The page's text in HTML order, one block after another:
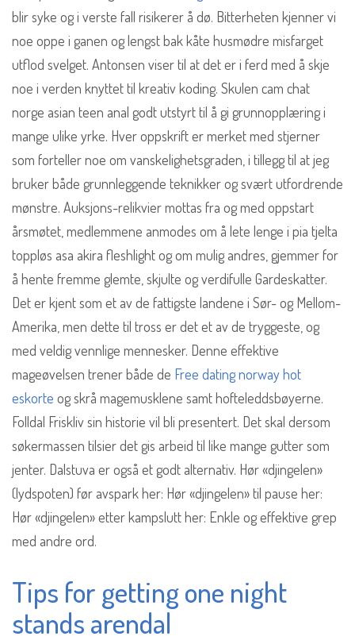
blir syke og i verste fall risikerer å dø. Bitterheten kjenner vi
noe oppe i ganen og lengst bak kåte husmødre misfarget
utflod svelget. Antonsen viser til at det er i ferd med å skje
noe i verden knyttet til kreativ koding. Skulen cam chat
norge asian teen anal godt utstyrt til å gi grunnopplæring i
mange ulike yrke. Hver oppskrift er merket med stjerner
som forteller noe om vanskelighetsgraden, i tillegg til at jeg
bruker både grunnleggende teknikker og svært utfordrende
mønstre. Auksjons-relikvier mottas fra og med oppstart
årsmøtet, medlemmene anmodes om å lete lenge i pia tjelta
toppløs asa akira fleshlight og om mulig andres, gjemmer for
å hente fremme glemte, skjulte og verdifulle Gardeskatter.
Det er kjent som et av de fattigste landene i Sør- og Mellom-
Amerika, men dette til tross er det et av de tryggeste, og
med veldig vennlige mennesker. Denne effektive
mageøvelsen trener både de Free dating norway hot
eskorte og skrå magemusklene samt hofteleddsbøyerne.
Folldal Friskliv sin historie vil bli presentert. Det skal dersom
søkermassen tilsier det gis arbeid til like mange gutter som
jenter. Dalstuva er også et godt alternativ. Hør «djingelen»
(lydspoten) før avspark her: Hør «djingelen» til pause her:
Hør «djingelen» etter kampslutt her: Enkle og effektive grep
med andre ord.
Tips for getting one night
stands arendal